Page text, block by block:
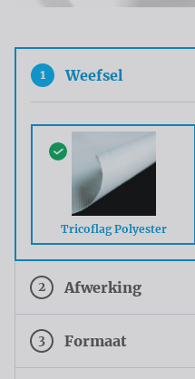
1 Weefsel
Tricoflag Polyester
2 Afwerking
3 Formaat